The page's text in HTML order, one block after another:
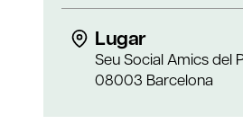
Lugar
Seu Social Amics del
08003 Barcelona